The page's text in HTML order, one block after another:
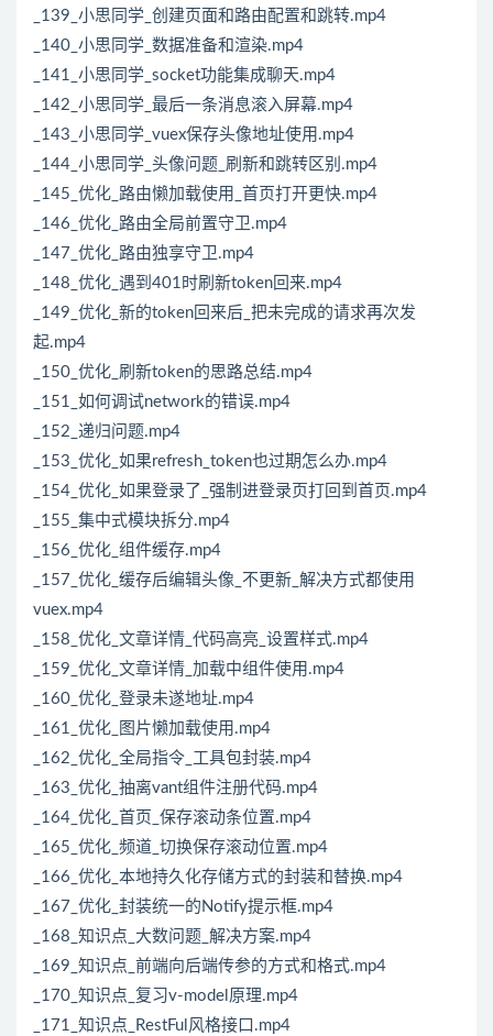
_139_小思同学_创建页面和路由配置和跳转.mp4
_140_小思同学_数据准备和渲染.mp4
_141_小思同学_socket功能集成聊天.mp4
_142_小思同学_最后一条消息滚入屏幕.mp4
_143_小思同学_vuex保存头像地址使用.mp4
_144_小思同学_头像问题_刷新和跳转区别.mp4
_145_优化_路由懒加载使用_首页打开更快.mp4
_146_优化_路由全局前置守卫.mp4
_147_优化_路由独享守卫.mp4
_148_优化_遇到401时刷新token回来.mp4
_149_优化_新的token回来后_把未完成的请求再次发
起.mp4
_150_优化_刷新token的思路总结.mp4
_151_如何调试network的错误.mp4
_152_递归问题.mp4
_153_优化_如果refresh_token也过期怎么办.mp4
_154_优化_如果登录了_强制进登录页打回到首页.mp4
_155_集中式模块拆分.mp4
_156_优化_组件缓存.mp4
_157_优化_缓存后编辑头像_不更新_解决方式都使用
vuex.mp4
_158_优化_文章详情_代码高亮_设置样式.mp4
_159_优化_文章详情_加载中组件使用.mp4
_160_优化_登录未遂地址.mp4
_161_优化_图片懒加载使用.mp4
_162_优化_全局指令_工具包封装.mp4
_163_优化_抽离vant组件注册代码.mp4
_164_优化_首页_保存滚动条位置.mp4
_165_优化_频道_切换保存滚动位置.mp4
_166_优化_本地持久化存储方式的封装和替换.mp4
_167_优化_封装统一的Notify提示框.mp4
_168_知识点_大数问题_解决方案.mp4
_169_知识点_前端向后端传参的方式和格式.mp4
_170_知识点_复习v-model原理.mp4
_171_知识点_RestFul风格接口.mp4